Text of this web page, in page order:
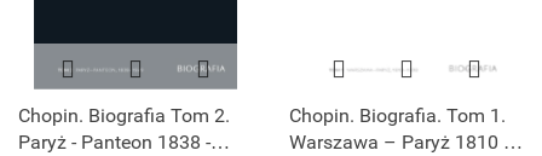
Chopin. Biografia Tom 2.
Paryż - Panteon 1838 -
Chopin. Biografia. Tom 1.
Warszawa – Paryż 1810 –